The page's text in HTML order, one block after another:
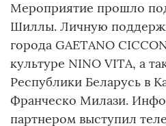
Мероприятие прошло
Шиллы. Личную
города GAETANO
культуре NINO VITA, а
Республики Беларусь в
Франческо Милази.
партнером выступил